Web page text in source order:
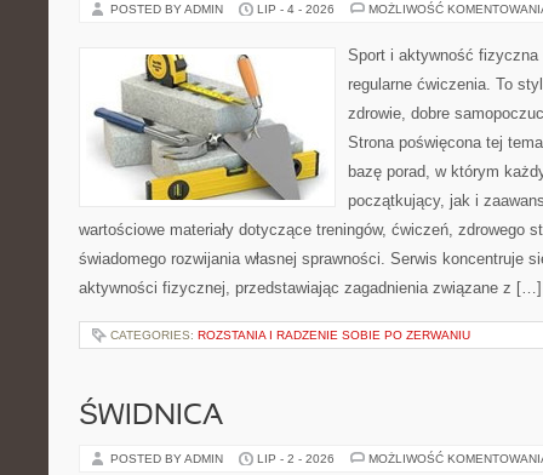
POSTED BY ADMIN LIP - 4 - 2026 MOŻLIWOŚĆ
Sport i aktywność
regularne ćwiczenia. To
zdrowie, dobre
Strona poświęcona tej
bazę porad, w którym
początkujący, jak i
wartościowe materiały dotyczące treningów, ćwiczeń, zdrowego
świadomego rozwijania własnej sprawności. Serwis koncentruje
aktywności fizycznej, przedstawiając zagadnienia związane z […]
CATEGORIES: ROZSTANIA I RADZENIE SOBIE PO ZERWANIU
ŚWIDNICA
POSTED BY ADMIN LIP - 2 - 2026 MOŻLIWOŚĆ